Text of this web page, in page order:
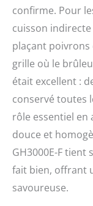
confirme. Pour
cuisson
plaçant
grille où le
était excellent :
conservé toutes
rôle essentiel en
douce et
GH3000E-F tient
fait bien, offrant
savoureuse.